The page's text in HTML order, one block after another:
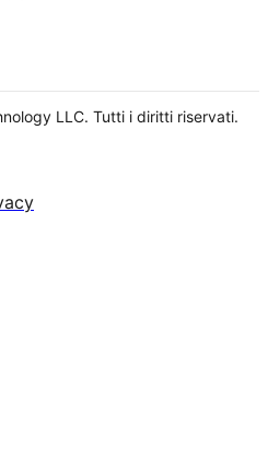
LLC. Tutti i diritti riservati.